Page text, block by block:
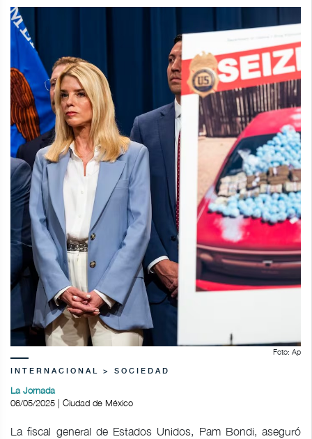
Foto: Ap
INTERNACIONAL > SOCIEDAD
La Jornada
06/05/2025 | Ciudad de México
La fiscal general de Estados Unidos, Pam Bondi, aseguró